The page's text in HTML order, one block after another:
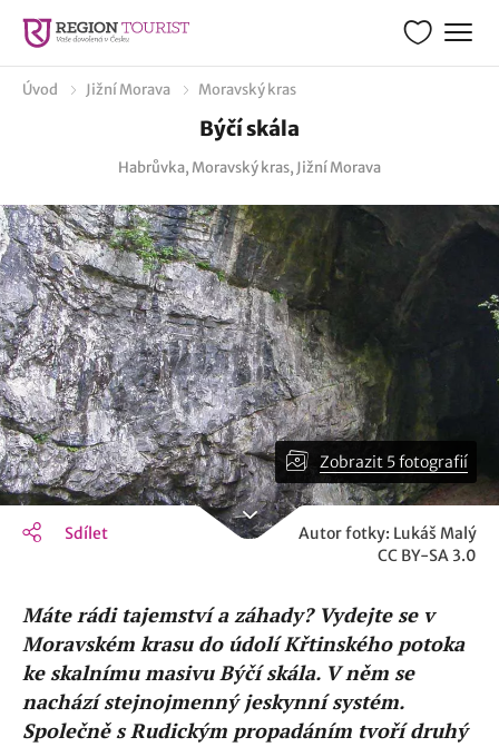
Úvod Jižní Morava Moravský kras
Býčí skála
Habrůvka, Moravský kras, Jižní Morava
Zobrazit 5 fotografií
Sdílet
Autor fotky: Lukáš Malý
CC BY-SA 3.0
Máte rádi tajemství a záhady? Vydejte se v
Moravském krasu do údolí Křtinského potoka
ke skalnímu masivu Býčí skála. V něm se
nachází stejnojmenný jeskynní systém.
Společně s Rudickým propadáním tvoří druhý